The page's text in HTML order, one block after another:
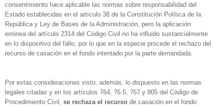
consentimiento hace aplicable las normas sobre responsabilidad del
Estado establecidas en el artículo 38 de la Constitución Política de la
República y Ley de Bases de la Administración, pero la aplicación
errónea del artículo 2314 del Código Civil no ha influido sustancialmente
en lo dispositivo del fallo, por lo que en la especie procede el rechazo del
recurso de casación en el fondo intentado por la parte demandada.
Por estas consideraciones visto, además, lo dispuesto en las normas
legales citadas y en los artículos 764, 76 5, 767 y 805 del Código de
Procedimiento Civil, se rechaza el recurso de casación en el fondo